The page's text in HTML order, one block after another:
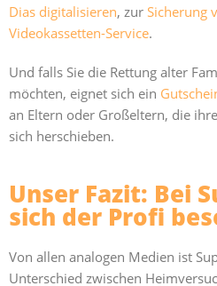
Dias digitalisieren, zur Sicherung
Videokassetten-Service.
Und falls Sie die Rettung alter
möchten, eignet sich ein
an Eltern oder Großeltern, die
sich herschieben.
Unser Fazit: Bei
sich der Profi
Von allen analogen Medien ist
Unterschied zwischen